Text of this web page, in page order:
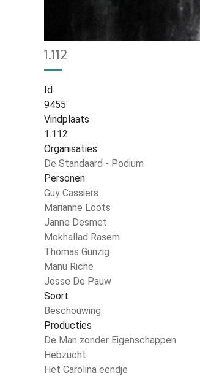
Kruimelpad
1.112
Id
9455
Vindplaats
1.112
Organisaties
De Standaard - Podium
Personen
Guy Cassiers
Marianne Loots
Janne Desmet
Mokhallad Rasem
Thomas Gunzig
Manu Riche
Josse De Pauw
Soort
Beschouwing
Producties
De Man zonder Eigenschappen
Hebzucht
Het Carolina eendje